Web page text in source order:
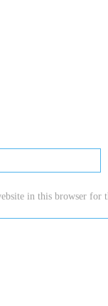
in this browser for